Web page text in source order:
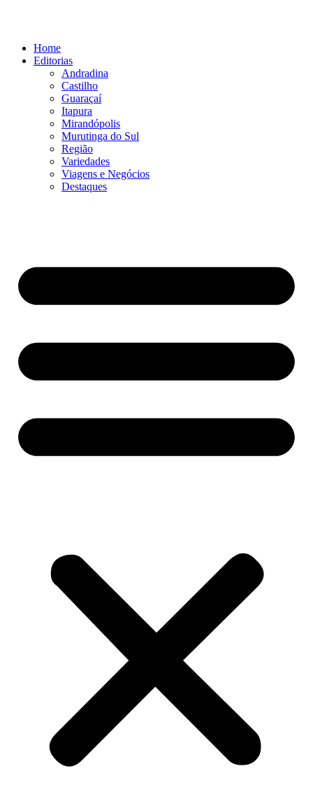
conteúdoHome
Editorias
Andradina
Castilho
Guaraçaí
Itapura
Mirandópolis
Murutinga do Sul
Região
Variedades
Viagens e Negócios
Destaques